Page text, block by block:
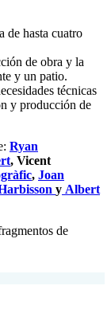
de hasta cuatro
de obra y la
y un patio.
técnicas
y producción de
Ryan
, Vicent
, Joan
y Albert
de